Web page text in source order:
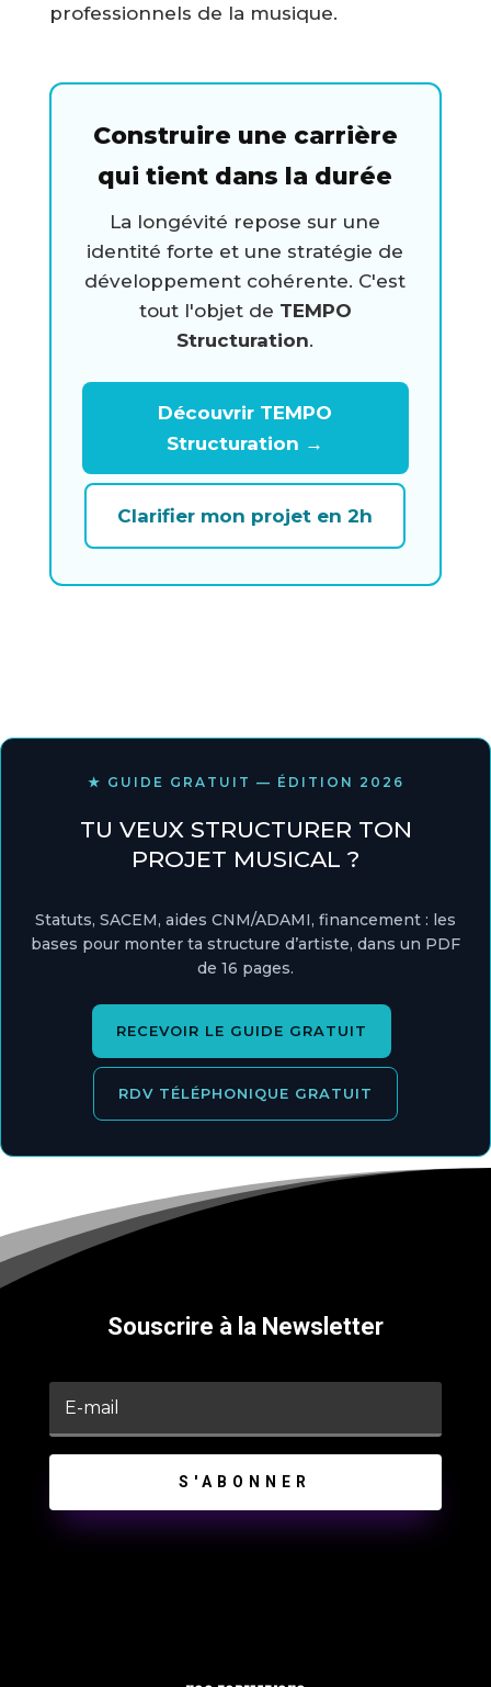
professionnels de la musique.
Construire une carrière
qui tient dans la durée
La longévité repose sur une
identité forte et une stratégie de
développement cohérente. C'est
tout l'objet de TEMPO
Structuration.
Découvrir TEMPO
Structuration →
Clarifier mon projet en 2h
★ GUIDE GRATUIT — ÉDITION 2026
TU VEUX STRUCTURER TON
PROJET MUSICAL ?
Statuts, SACEM, aides CNM/ADAMI, financement : les
bases pour monter ta structure d’artiste, dans un PDF
de 16 pages.
RECEVOIR LE GUIDE GRATUIT
RDV TÉLÉPHONIQUE GRATUIT
Souscrire à la Newsletter
S'ABONNER